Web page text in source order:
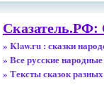
Сказатель.РФ:
» Klaw.ru : сказки
» Все русские народные
» Тексты сказок